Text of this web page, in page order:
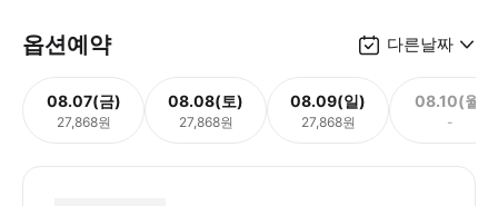
옵션예약 다른날짜
08.07(금)
27,868원
08.08(토)
27,868원
08.09(일)
27,868원
08.10(월)
-